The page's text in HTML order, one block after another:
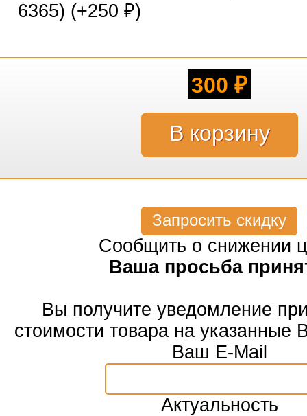
6365) (+250 ₽)
300 ₽
Запросить скидку
Сообщить о снижении
Ваша просьба
Вы получите уведомление
стоимости товара на указанные
Ваш E-Mail
Актуальность